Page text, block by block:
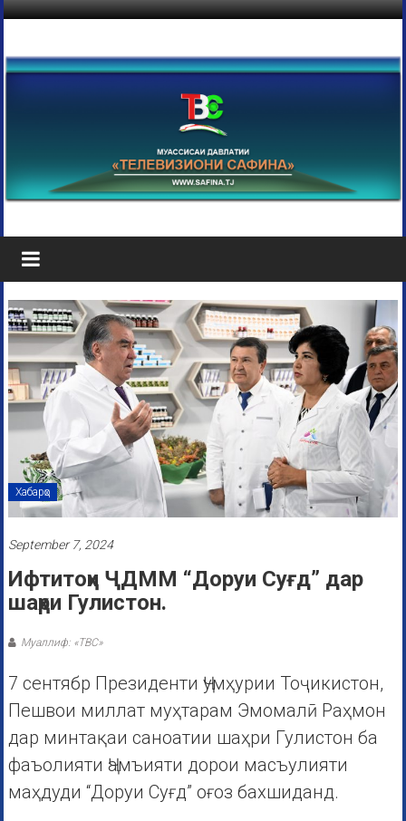
Хабарҳо
September 7, 2024
Ифтитоҳи ҶДММ “Доруи Суғд” дар
шаҳри Гулистон.
Муаллиф: «ТВС»
7 сентябр Президенти Ҷумҳурии Тоҷикистон,
Пешвои миллат муҳтарам Эмомалӣ Раҳмон
дар минтақаи саноатии шаҳри Гулистон ба
фаъолияти Ҷамъияти дорои масъулияти
маҳдуди “Доруи Суғд” оғоз бахшиданд.